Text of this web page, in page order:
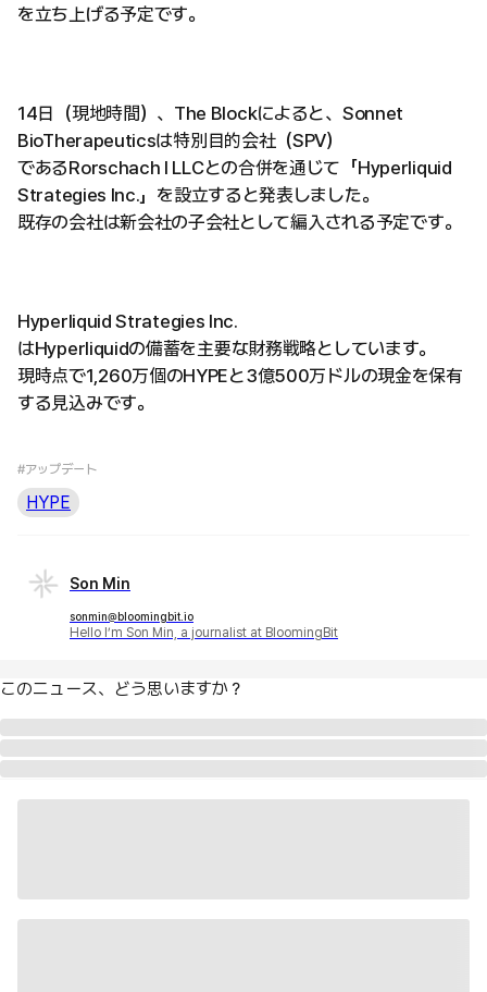
を立ち上げる予定です。
14日（現地時間）、The Blockによると、Sonnet
BioTherapeuticsは特別目的会社（SPV）
であるRorschach I LLCとの合併を通じて「Hyperliquid
Strategies Inc.」を設立すると発表しました。
既存の会社は新会社の子会社として編入される予定です。
Hyperliquid Strategies Inc.
はHyperliquidの備蓄を主要な財務戦略としています。
現時点で1,260万個のHYPEと3億500万ドルの現金を保有
する見込みです。
#アップデート
HYPE
Son Min
sonmin@bloomingbit.io
Hello I’m Son Min, a journalist at BloomingBit
このニュース、どう思いますか？